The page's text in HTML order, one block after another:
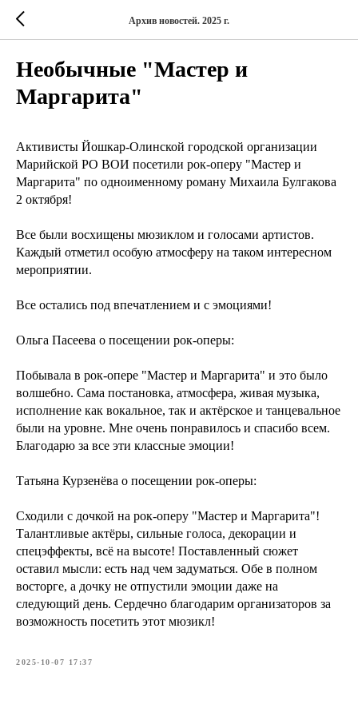
Архив новостей. 2025 г.
Необычные "Мастер и
Маргарита"
Активисты Йошкар-Олинской городской организации
Марийской РО ВОИ посетили рок-оперу "Мастер и
Маргарита" по одноименному роману Михаила Булгакова
2 октября!
Все были восхищены мюзиклом и голосами артистов.
Каждый отметил особую атмосферу на таком интересном
мероприятии.
Все остались под впечатлением и с эмоциями!
Ольга Пасеева о посещении рок-оперы:
Побывала в рок-опере "Мастер и Маргарита" и это было
волшебно. Сама постановка, атмосфера, живая музыка,
исполнение как вокальное, так и актёрское и танцевальное
были на уровне. Мне очень понравилось и спасибо всем.
Благодарю за все эти классные эмоции!
Татьяна Курзенëва о посещении рок-оперы:
Сходили с дочкой на рок-оперу "Мастер и Маргарита"!
Талантливые актëры, сильные голоса, декорации и
спецэффекты, всë на высоте! Поставленный сюжет
оставил мысли: есть над чем задуматься. Обе в полном
восторге, а дочку не отпустили эмоции даже на
следующий день. Сердечно благодарим организаторов за
возможность посетить этот мюзикл!
2025-10-07 17:37